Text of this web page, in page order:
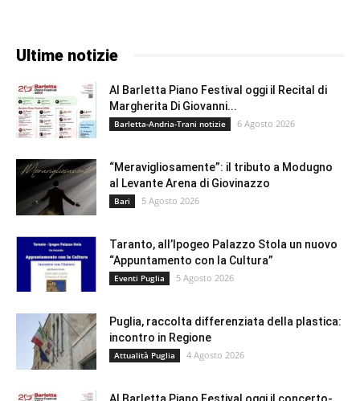
Ultime notizie
Al Barletta Piano Festival oggi il Recital di
Margherita Di Giovanni...
Barletta-Andria-Trani notizie 6 Agosto 2026
“Meravigliosamente”: il tributo a Modugno
al Levante Arena di Giovinazzo
Bari 5 Agosto 2026
Taranto, all’Ipogeo Palazzo Stola un nuovo
“Appuntamento con la Cultura”
Eventi Puglia 5 Agosto 2026
Puglia, raccolta differenziata della plastica:
incontro in Regione
Attualità Puglia 4 Agosto 2026